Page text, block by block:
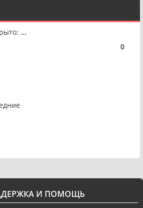
...
0
И ПОМОЩЬ